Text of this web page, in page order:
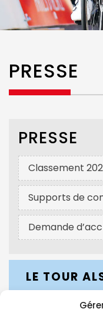
PRESSE
PRESSE
Classement
Supports de
Demande
LE TOUR